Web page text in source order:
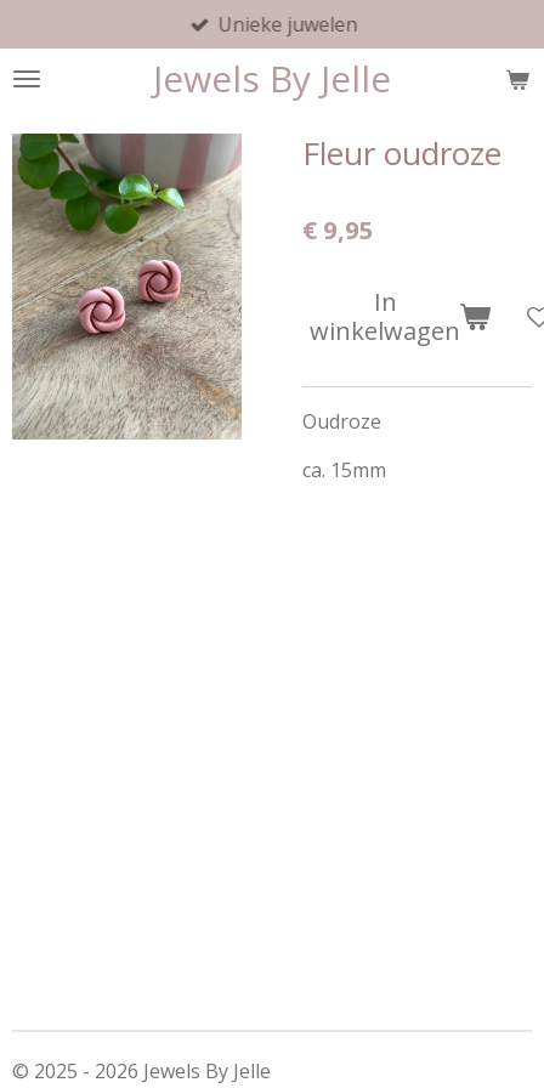
direct
naar
hoofdinhoud
Jewels By Jelle
Unieke juwelen
Fleur oudroze
€ 9,95
In
winkelwagen
Oudroze
ca. 15mm
© 2025 - 2026 Jewels By Jelle